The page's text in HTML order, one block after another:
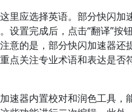
里应选择英语。部分快闪加
设置完成后，点击“翻译”按
意的是，部分快闪加速器还
点关注专业术语和表达是否
速器内置校对和润色工具，